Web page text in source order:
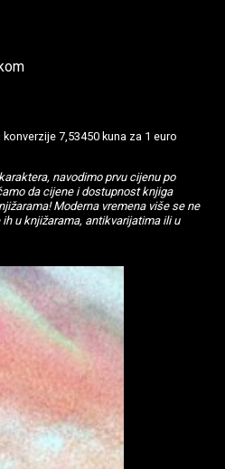
7,53450 kuna za 1 euro
navodimo prvu cijenu po
da cijene i dostupnost knjiga
Moderna vremena više se ne
u knjižarama, antikvarijatima ili u